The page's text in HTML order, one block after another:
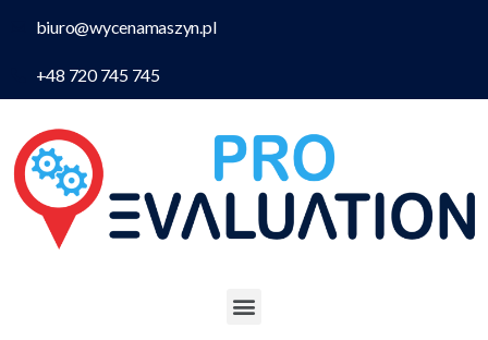
biuro@wycenamaszyn.pl
+48 720 745 745